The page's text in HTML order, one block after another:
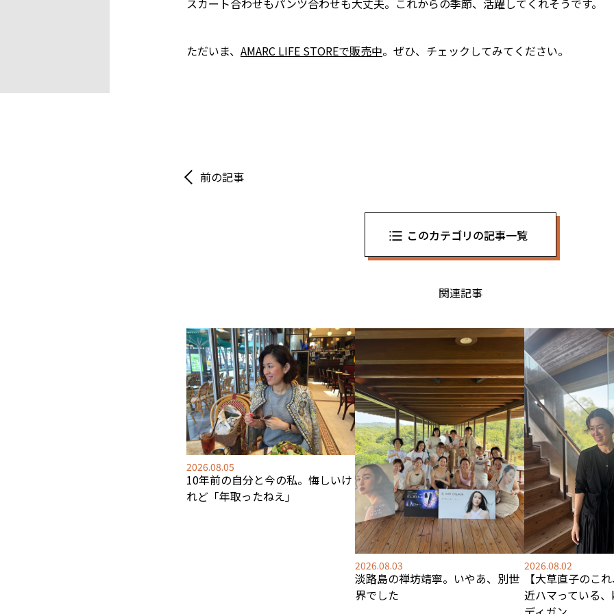
スカート合わせもパンツ合わせも大丈夫。これからの季節、活躍してくれそうです。
ただいま、 AMARC LIFE STOREで販売中。ぜひ、チェックしてみてください。
前の記事
このカテゴリの記事一覧
関連記事
2026.08.05
10年前の自分と今の私。悔しいけ
れど「年取ったねえ」
2026.08.03
淡路島の禅坊靖寧。いやあ、別世
界でした
2026.08.02
【大草直子のこ
近ハマっている